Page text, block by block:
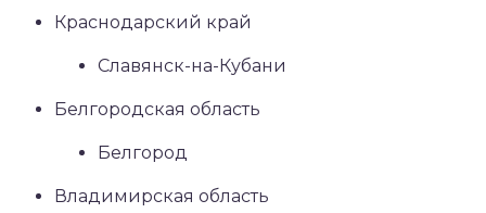
Краснодарский край
Славянск-на-Кубани
Белгородская область
Белгород
Владимирская область